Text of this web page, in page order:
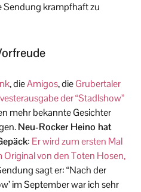
Sendung krampfhaft zu
, dieAmigos, dieGrubertaler
der “Stadlshow”
mehr bekannte Gesichter
Neu-Rocker Heino hat
: Er wird zum ersten Mal
Original von den Toten Hosen,
sagt er: “Nach der
im September war ich sehr